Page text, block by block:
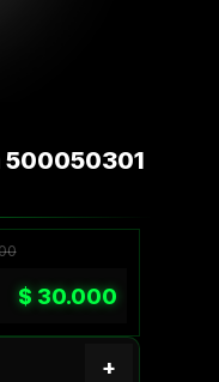
500050301
$ 30.000
+